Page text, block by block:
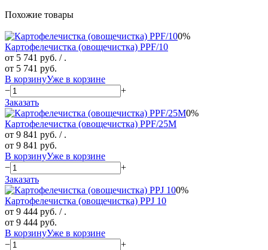
Похожие товары
0%
Картофелечистка (овощечистка) PPF/10
от 5 741 руб. / .
от 5 741 руб.
В корзинуУже в корзине
−
+
Заказать
0%
Картофелечистка (овощечистка) PPF/25M
от 9 841 руб. / .
от 9 841 руб.
В корзинуУже в корзине
−
+
Заказать
0%
Картофелечистка (овощечистка) PPJ 10
от 9 444 руб. / .
от 9 444 руб.
В корзинуУже в корзине
−
+